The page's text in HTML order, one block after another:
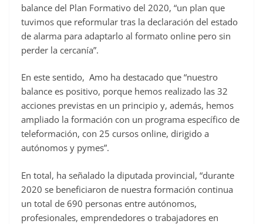
balance del Plan Formativo del 2020, “un plan que
tuvimos que reformular tras la declaración del estado
de alarma para adaptarlo al formato online pero sin
perder la cercanía”.
En este sentido, Amo ha destacado que “nuestro
balance es positivo, porque hemos realizado las 32
acciones previstas en un principio y, además, hemos
ampliado la formación con un programa específico de
teleformación, con 25 cursos online, dirigido a
autónomos y pymes”.
En total, ha señalado la diputada provincial, “durante
2020 se beneficiaron de nuestra formación continua
un total de 690 personas entre autónomos,
profesionales, emprendedores o trabajadores en